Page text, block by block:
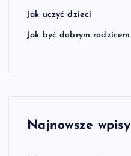
Jak uczyć dzieci
Jak być dobrym rodzicem
Najnowsze wpisy